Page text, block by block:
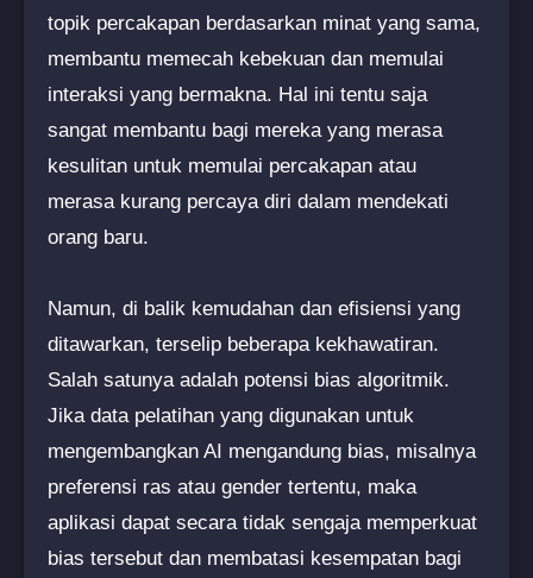
topik percakapan berdasarkan minat yang sama,
membantu memecah kebekuan dan memulai
interaksi yang bermakna. Hal ini tentu saja
sangat membantu bagi mereka yang merasa
kesulitan untuk memulai percakapan atau
merasa kurang percaya diri dalam mendekati
orang baru.
Namun, di balik kemudahan dan efisiensi yang
ditawarkan, terselip beberapa kekhawatiran.
Salah satunya adalah potensi bias algoritmik.
Jika data pelatihan yang digunakan untuk
mengembangkan AI mengandung bias, misalnya
preferensi ras atau gender tertentu, maka
aplikasi dapat secara tidak sengaja memperkuat
bias tersebut dan membatasi kesempatan bagi